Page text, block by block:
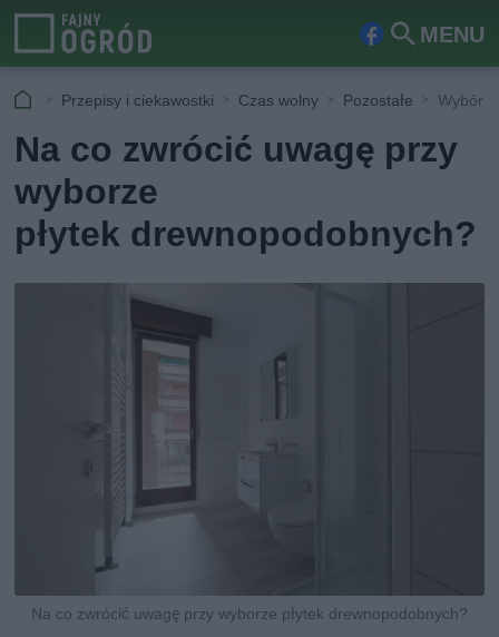
MENU
Fa
ook
Szu
kaj
Przepisy i ciekawostki Czas wolny Pozostałe Wybór
Na co zwrócić uwagę przy
wyborze
płytek drewnopodobnych?
Na co zwrócić uwagę przy wyborze płytek drewnopodobnych?